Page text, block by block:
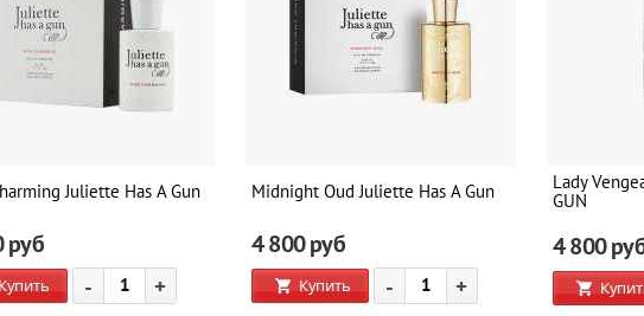
Juliette Has A Gun
руб
Купить - +
Midnight Oud Juliette Has A Gun
4 800руб
Купить - +
Lady
GUN
4 800